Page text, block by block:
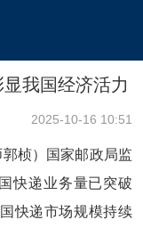
我国经济活力
2025-10-16 10:51
桢）国家邮政局监
快递业务量已突破
快递市场规模持续